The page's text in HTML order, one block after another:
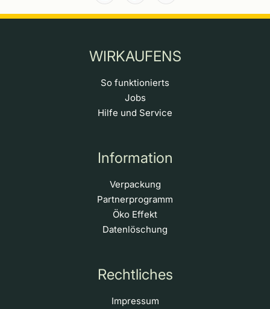
WIRKAUFENS
So funktionierts
Jobs
Hilfe und Service
Information
Verpackung
Partnerprogramm
Öko Effekt
Datenlöschung
Rechtliches
Impressum